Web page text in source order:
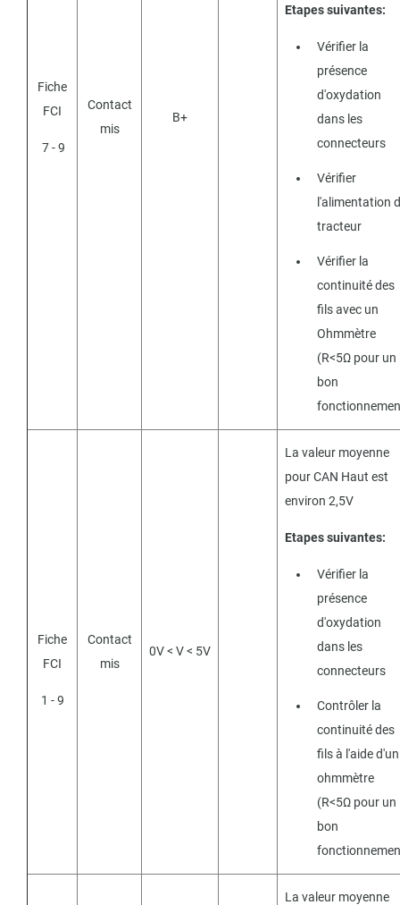
Fiche
FCI
7 - 9
Contact
mis
B+
Etapes suivantes:
Vérifier la
présence
d'oxydation
dans les
connecteurs
Vérifier
l'alimentation
tracteur
Vérifier la
continuité des
fils avec un
Ohmmètre
(R<5Ω pour un
bon
Fiche
FCI
1 - 9
Contact
mis
0V < V < 5V
La valeur moyenne
pour CAN Haut est
environ 2,5V
Etapes suivantes:
Vérifier la
présence
d'oxydation
dans les
connecteurs
Contrôler la
continuité des
fils à l'aide d'un
ohmmètre
(R<5Ω pour un
bon
La valeur moyenne